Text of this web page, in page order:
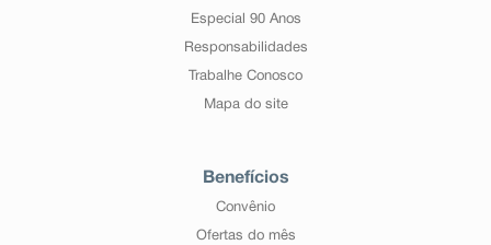
Especial 90 Anos
Responsabilidades
Trabalhe Conosco
Mapa do site
Benefícios
Convênio
Ofertas do mês